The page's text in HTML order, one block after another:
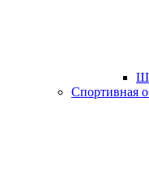
Спортивная